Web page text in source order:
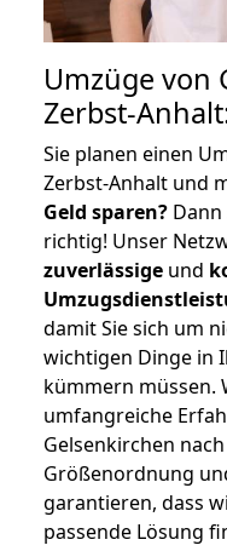
Umzüge von
Zerbst-
Sie planen einen
Zerbst-Anhalt und
Geld sparen?
richtig! Unser
zuverlässige und
damit Sie sich um
wichtigen Dinge in
kümmern müssen.
umfangreiche
Gelsenkirchen
Größenordnung
garantieren, dass
passende Lösung